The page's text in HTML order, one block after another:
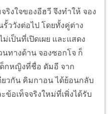
งใจของอีฮวี จึงทำให้ จอง
ววังต่อไป โดยทั้งคู่ต่าง
เป็นที่เปิดเผย และแสดง
ทางด้าน จองซอกโจ ก็
กหญิงที่ชื่อ ดัมอี จาก
วกัน คิมกาอน ได้ย้อนกลับ
ข้อเท็จจริงใหม่ที่เพิ่งได้รับ